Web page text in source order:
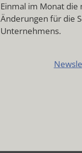
Einmal im Monat
Änderungen für die
Unternehmens.